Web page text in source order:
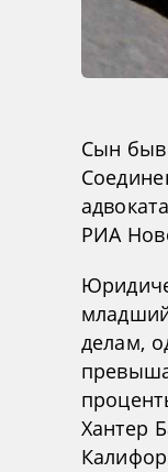
Сын
РИА
делам,
Хантер